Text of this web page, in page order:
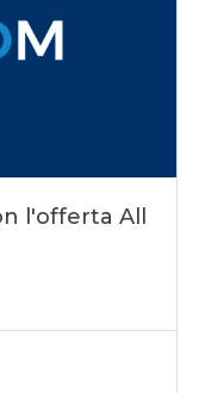
l'offerta All